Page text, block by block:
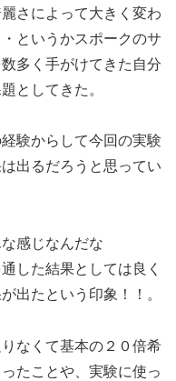
さによって大きく変わ
というかスポークのサ
多く手がけてきた自分
としてきた。
験からして今回の実験
出るだろうと思ってい
感じなんだな
した結果としては良く
出たという印象！！。
なくて基本の２０倍希
たことや、実験に使っ